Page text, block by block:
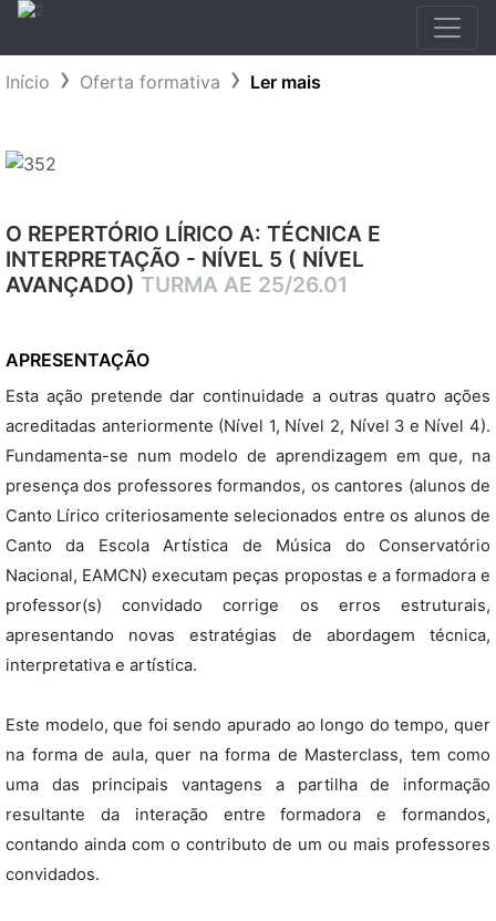
Início Oferta formativa Ler mais
O REPERTÓRIO LÍRICO A: TÉCNICA E
INTERPRETAÇÃO - NÍVEL 5 ( NÍVEL
AVANÇADO) TURMA AE 25/26.01
APRESENTAÇÃO
Esta ação pretende dar continuidade a outras quatro ações
acreditadas anteriormente (Nível 1, Nível 2, Nível 3 e Nível 4).
Fundamenta-se num modelo de aprendizagem em que, na
presença dos professores formandos, os cantores (alunos de
Canto Lírico criteriosamente selecionados entre os alunos de
Canto da Escola Artística de Música do Conservatório
Nacional, EAMCN) executam peças propostas e a formadora e
professor(s) convidado corrige os erros estruturais,
apresentando novas estratégias de abordagem técnica,
interpretativa e artística.
Este modelo, que foi sendo apurado ao longo do tempo, quer
na forma de aula, quer na forma de Masterclass, tem como
uma das principais vantagens a partilha de informação
resultante da interação entre formadora e formandos,
contando ainda com o contributo de um ou mais professores
convidados.